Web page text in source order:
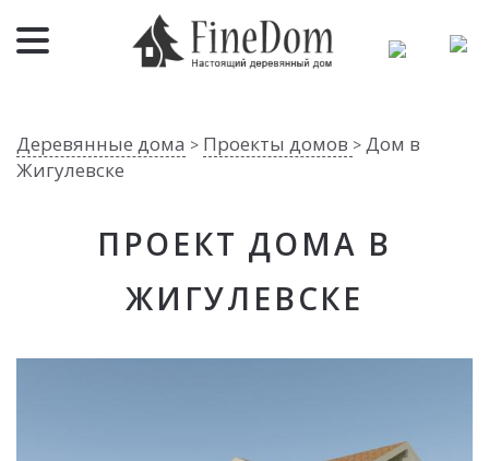
Деревянные дома > Проекты домов > Дом в
Жигулевске
ПРОЕКТ ДОМА В
ЖИГУЛЕВСКЕ